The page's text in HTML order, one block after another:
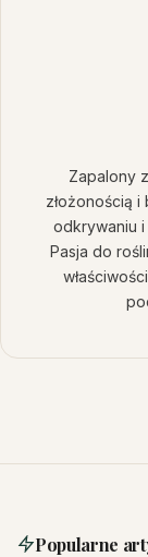
Zapalony
złożonością
odkrywaniu
Pasja do
Popularne